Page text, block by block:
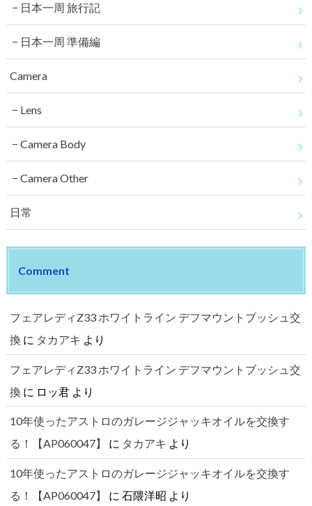
日本一周 旅行記
日本一周 準備編
Camera
Lens
Camera Body
Camera Other
日常
Comment
フェアレディZ33 ホワイトライン デフマウントブッシュ交
換 に タカアキ より
フェアレディZ33 ホワイトライン デフマウントブッシュ交
換 に ロッ君より
10年使ったアストロのガレージジャッキオイルを交換す
る！【AP060047】
に タカアキ より
10年使ったアストロのガレージジャッキオイルを交換す
る！【AP060047】
に 石隈洋昭 より